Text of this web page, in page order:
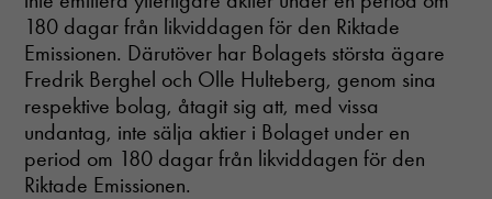
180 dagar från likviddagen för den Riktade
Emissionen. Därutöver har Bolagets största ägare
Fredrik Berghel och Olle Hulteberg, genom sina
respektive bolag, åtagit sig att, med vissa
undantag, inte sälja aktier i Bolaget under en
period om 180 dagar från likviddagen för den
Riktade Emissionen.